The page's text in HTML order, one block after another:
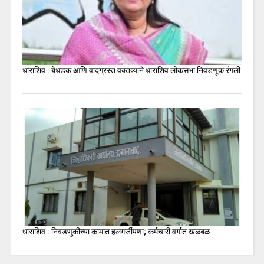
धाराशिव : बेधडक आणि वादग्रस्त वक्तव्याने धाराशिव लोकसभा निवडणूक रंगली
धाराशिव : निवडणुकीच्या कामात हलगर्जीपणा; कर्मचारी वर्गात खळबळ